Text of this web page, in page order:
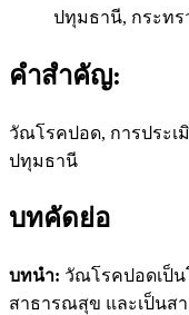
ปทุมธานี, กระท
คำสำคัญ:
วัณโรคปอด, การประเ
ปทุมธานี
บทคัดย่อ
บทนำ: วัณโรคปอดเป็
สาธารณสุข และเป็นส